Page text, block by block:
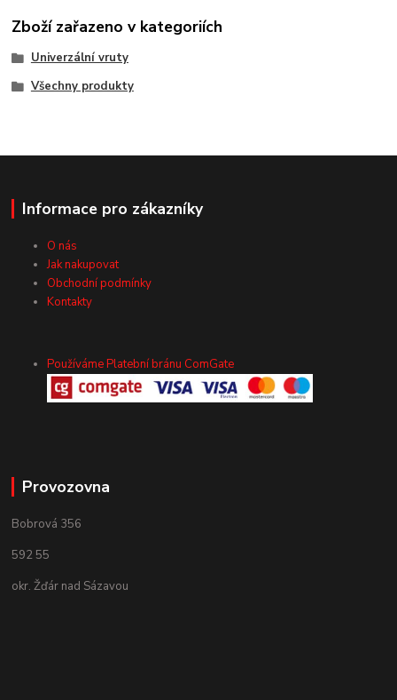
Zboží zařazeno v kategoriích
Univerzální vruty
Všechny produkty
Informace pro zákazníky
O nás
Jak nakupovat
Obchodní podmínky
Kontakty
Používáme Platební bránu ComGate
Provozovna
Bobrová 356
592 55
okr. Žďár nad Sázavou